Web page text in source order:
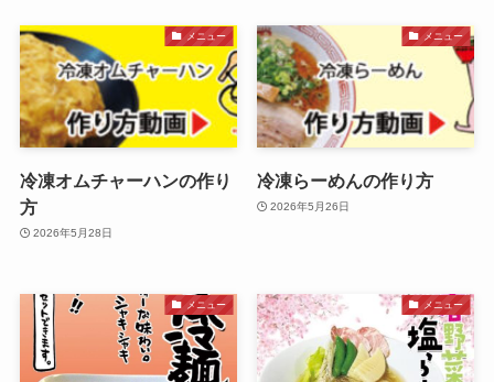
メニュー
冷凍オムチャーハンの作り
方
2026年5月28日
メニュー
冷凍らーめんの作り方
2026年5月26日
メニュー メニュー